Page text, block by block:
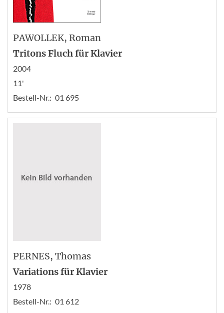
PAWOLLEK, Roman
Tritons Fluch für Klavier
2004
11'
Bestell-Nr.: 01 695
PERNES, Thomas
Variations für Klavier
1978
Bestell-Nr.: 01 612